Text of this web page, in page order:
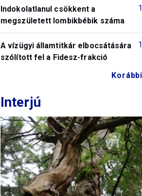
Indokolatlanul csökkent a
megszületett lombikbébik száma
A vízügyi államtitkár elbocsátására
szólított fel a Fidesz-frakció
Interjú